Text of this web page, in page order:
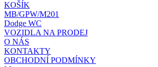
KOŠÍK
MB/GPW/M201
Dodge WC
VOZIDLA NA PRODEJ
O NÁS
KONTAKTY
OBCHODNÍ PODMÍNKY